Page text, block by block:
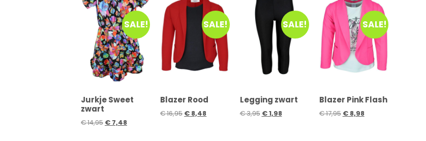
SALE!
Jurkje Sweet
zwart
€14,95 € 7,48
SALE!
Blazer Rood
€16,95 € 8,48
SALE!
Legging zwart
€3,95 €1,98
SALE!
Blazer Pink Flash
€17,95 €8,98